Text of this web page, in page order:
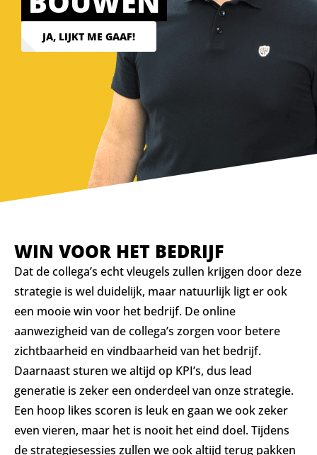
JA, LIJKT ME GAAF!
WIN VOOR HET BEDRIJF
Dat de collega’s echt vleugels zullen krijgen door deze
strategie is wel duidelijk, maar natuurlijk ligt er ook
een mooie win voor het bedrijf. De online
aanwezigheid van de collega’s zorgen voor betere
zichtbaarheid en vindbaarheid van het bedrijf.
Daarnaast sturen we altijd op KPI’s, dus lead
generatie is zeker een onderdeel van onze strategie.
Een hoop likes scoren is leuk en gaan we ook zeker
even vieren, maar het is nooit het eind doel. Tijdens
de strategiesessies zullen we ook altijd terug pakken